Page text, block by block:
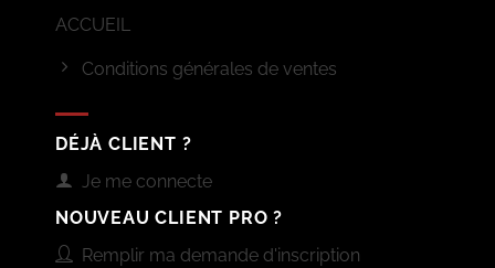
ACCUEIL
Conditions générales de ventes
DÉJÀ CLIENT ?
Je me connecte
NOUVEAU CLIENT PRO ?
Remplir ma demande d'inscription